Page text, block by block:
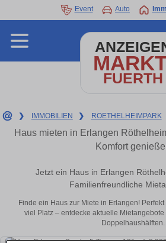
Event Auto
FUERTH
❯ IMMOBILIEN ❯ ROETHELHEIMPARK
Haus mieten in Erlangen
Komfort
Jetzt ein Haus in Erlangen
Familienfreundliche
Finde ein Haus zur Miete in Erlangen!
viel Platz – entdecke aktuelle
Doppelhaushälften.